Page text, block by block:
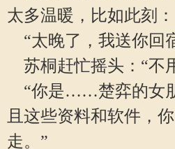
太多温暖，比如此刻：
“太晚了，我送你回
苏桐赶忙摇头：“不
“你是……楚弈的女
且这些资料和软件，
走。”